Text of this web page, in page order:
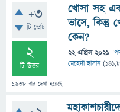
+3
টি ভোট
2
টি উত্তর
1,938 বার দেখা হয়েছে
খোসা সহ
ভাসে, কিন্তু
কেন?
22 এপ্রিল 2021 "
মেহেদী হাসান (